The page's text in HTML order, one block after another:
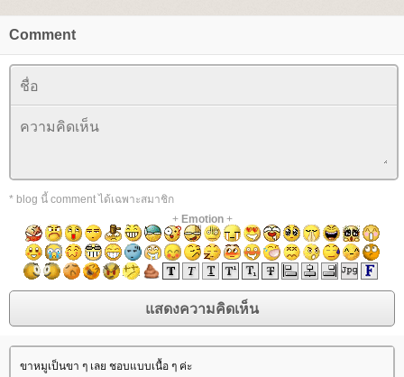
Comment
* blog นี้ comment ได้เฉพาะสมาชิก
+ Emotion+
ขาหมูเป็นขา ๆ เลย ชอบแบบเนื้อ ๆ ค่ะ